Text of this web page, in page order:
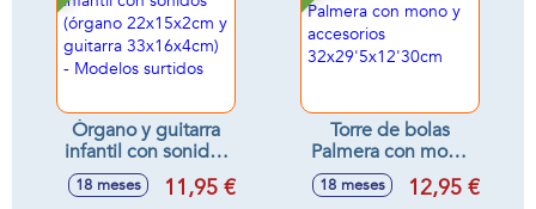
Órgano y guitarra
infantil con sonidos
(órgano
22x15x2cm y
18 meses 11,95 €
Torre de bolas
Palmera con mono
y accesorios
32x29'5x12'30cm
18 meses 12,95 €